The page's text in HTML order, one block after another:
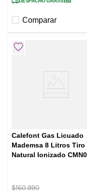
RM
Comparar
Calefont Gas Licuado
Mademsa 8 Litros Tiro
Natural Ionizado
$160.990